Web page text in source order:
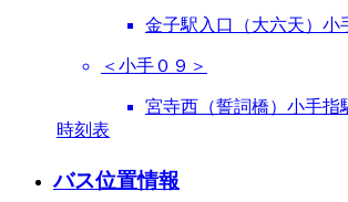
金子駅入口（大六天）小
＜小手０９＞
宮寺西（誓詞橋）小手指
時刻表
バス位置情報